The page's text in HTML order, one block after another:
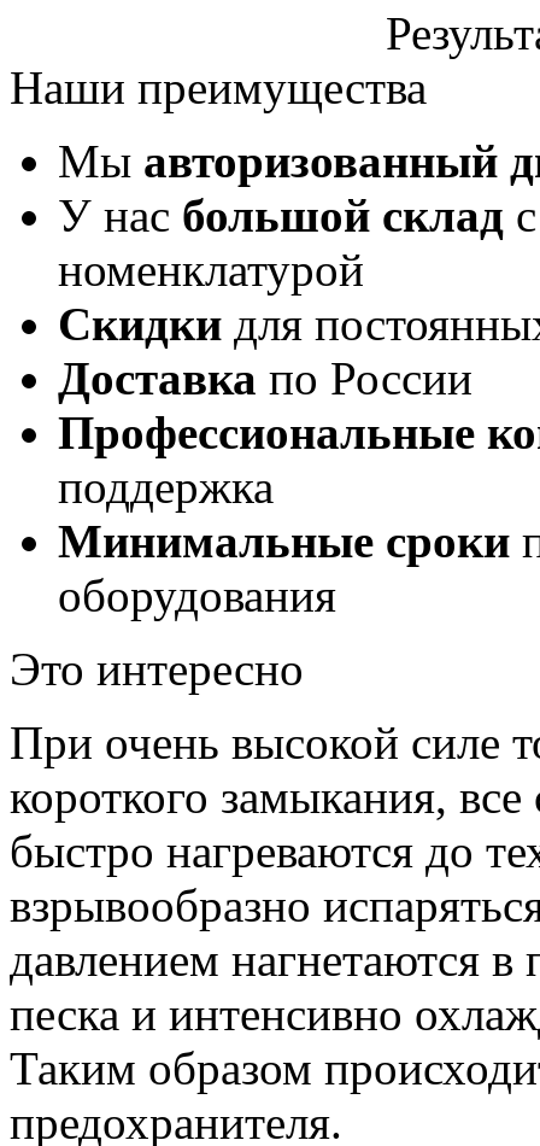
Наши преимущества
Мы авторизованный
У нас большой склад
номенклатурой
Скидки для
Доставка по России
Профессиональные
поддержка
Минимальные сроки
оборудования
Это интересно
При очень высокой силе
короткого замыкания,
быстро нагреваются до
взрывообразно
давлением нагнетаются
песка и интенсивно
Таким образом
предохранителя.